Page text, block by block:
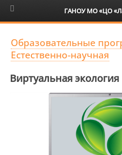
6+
Образовательные
Естественно-научная
Виртуальная экология
ГАНОУ МО «ЦО